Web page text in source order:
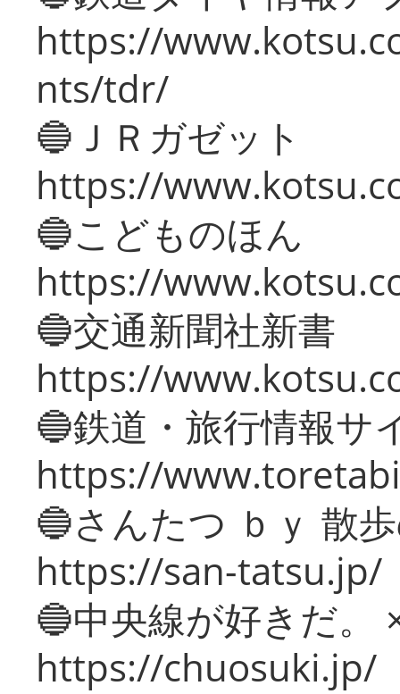
https://
nts/tdr/
🔵ＪＲガゼット
https://
🔵こどものほん
https://
🔵交通新聞社新書
https://
🔵鉄道・旅行情報サ
https://
🔵さんたつ ｂｙ 散
https://san-tatsu.jp/
🔵中央線が好きだ。
https://chuosuki.jp/